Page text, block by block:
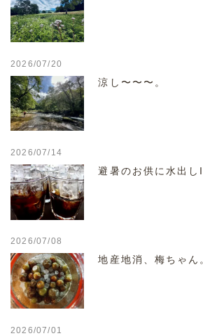
2026/07/20
涼し〜〜〜。
2026/07/14
避暑のお供に水出し
2026/07/08
地産地消、梅ちゃん
2026/07/01